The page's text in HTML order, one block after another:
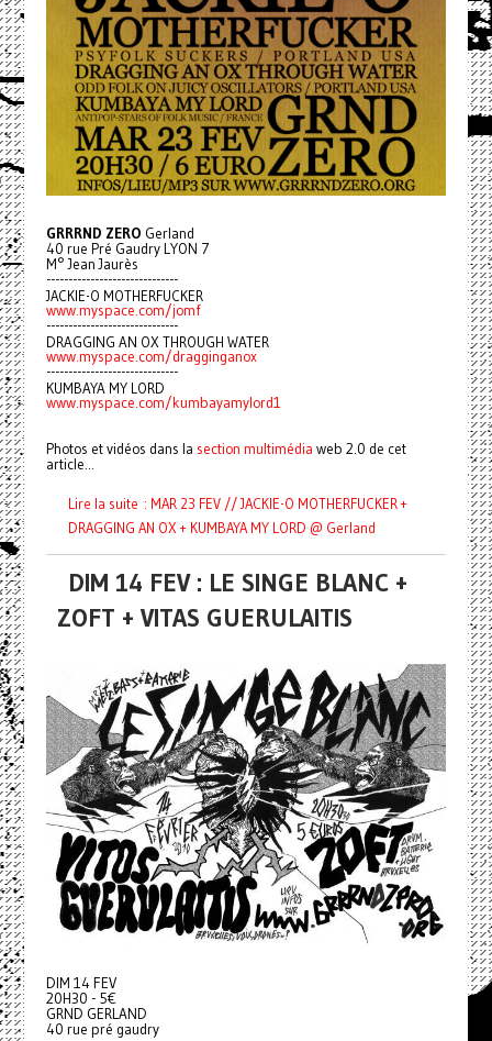
GRRRND ZERO Gerland
40 rue Pré Gaudry LYON 7
M° Jean Jaurès
------------------------------
JACKIE-O MOTHERFUCKER
www.myspace.com/jomf
------------------------------
DRAGGING AN OX THROUGH WATER
www.myspace.com/dragginganox
------------------------------
KUMBAYA MY LORD
www.myspace.com/kumbayamylord1
Photos et vidéos dans la section multimédia web 2.0 de cet
article...
Lire la suite : MAR 23 FEV // JACKIE-O MOTHERFUCKER +
DRAGGING AN OX + KUMBAYA MY LORD @ Gerland
DIM 14 FEV : LE SINGE BLANC +
ZOFT + VITAS GUERULAITIS
DIM 14 FEV
20H30 - 5€
GRND GERLAND
40 rue pré gaudry